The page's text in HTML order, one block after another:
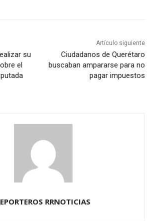
su
el
Artículo siguiente
Ciudadanos de Querétaro
buscaban ampararse para no
pagar impuestos
RRNOTICIAS